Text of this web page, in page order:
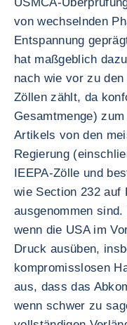
von wechselnden
Entspannung
hat maßgeblich
nach wie vor zu
Zöllen zählt, da
Gesamtmenge)
Artikels von den
Regierung
IEEPA-Zölle und
wie Section 232 auf
ausgenommen
wenn die USA im
Druck ausüben,
kompromisslosen
aus, dass das
wenn schwer zu